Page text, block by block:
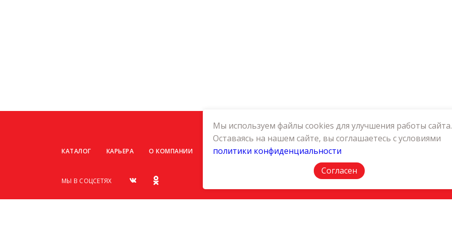
КАТАЛОГ КАРЬЕРА О КОМПАНИИ КОНТАКТЫ ПОЛИТИКА КОНФИДЕНЦИАЛЬНОСТИ
МЫ В СОЦСЕТЯХ
Мы используем файлы cookies для улучшения работы сайта.
Оставаясь на нашем сайте, вы соглашаетесь с условиями
политики конфиденциальности
Согласен